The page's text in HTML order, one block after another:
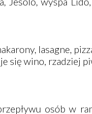
lasagne,
się wino, rzadziej
osób w